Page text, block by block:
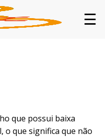
☰
que possui baixa
o que significa que não